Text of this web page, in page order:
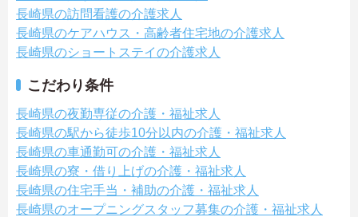
長崎県の訪問看護の介護求人
長崎県のケアハウス・高齢者住宅地の介護求人
長崎県のショートステイの介護求人
こだわり条件
長崎県の夜勤専従の介護・福祉求人
長崎県の駅から徒歩10分以内の介護・福祉求人
長崎県の車通勤可の介護・福祉求人
長崎県の寮・借り上げの介護・福祉求人
長崎県の住宅手当・補助の介護・福祉求人
長崎県のオープニングスタッフ募集の介護・福祉求人